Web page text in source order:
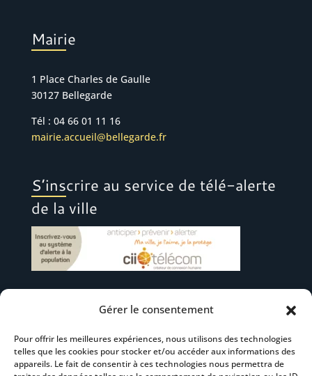
Gérer le consentement
Pour offrir les meilleures expériences, nous utilisons des technologies
telles que les cookies pour stocker et/ou accéder aux informations des
appareils. Le fait de consentir à ces technologies nous permettra de
Mairie
1 Place Charles de Gaulle
30127 Bellegarde
Tél : 04 66 01 11 16
mairie.accueil@bellegarde.fr
S’inscrire au service de télé-alerte
de la ville
Suivez-nous